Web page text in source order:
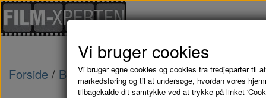
Forside Brugte Film ARVEN - DVD (Brugt)
Vi bruger cookies
Vi bruger egne cookies og cookies fra tredjeparter til
markedsføring og til at undersøge, hvordan vores
tilbagekalde dit samtykke ved at trykke på linket